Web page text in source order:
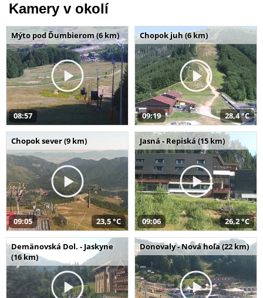
Kamery v okolí
Mýto pod Ďumbierom (6 km)
08:57
Chopok juh (6 km)
09:19 28,4 °C
Chopok sever (9 km)
09:05 23,5 °C
Jasná - Repiská (15 km)
09:06 26,2 °C
Demänovská Dol. - Jaskyne
(16 km)
Donovaly - Nová hoľa (22 km)